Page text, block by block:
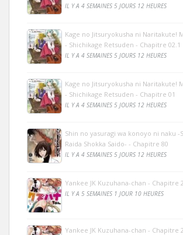
IL Y A 4 SEMAINES 5 JOURS 12 HEURES
Kage no Jitsuryokusha ni Naritakute!
- Shichikage Retsuden - Chapitre 02.1
IL Y A 4 SEMAINES 5 JOURS 12 HEURES
Kage no Jitsuryokusha ni Naritakute!
- Shichikage Retsuden - Chapitre 01
IL Y A 4 SEMAINES 5 JOURS 12 HEURES
Shin no yasuragi wa konoyo ni naku -
Raida Shokka Saido- - Chapitre 80
IL Y A 4 SEMAINES 5 JOURS 12 HEURES
Yankee JK Kuzuhana-chan - Chapitre
IL Y A 5 SEMAINES 1 JOUR 10 HEURES
Yankee JK Kuzuhana-chan - Chapitre